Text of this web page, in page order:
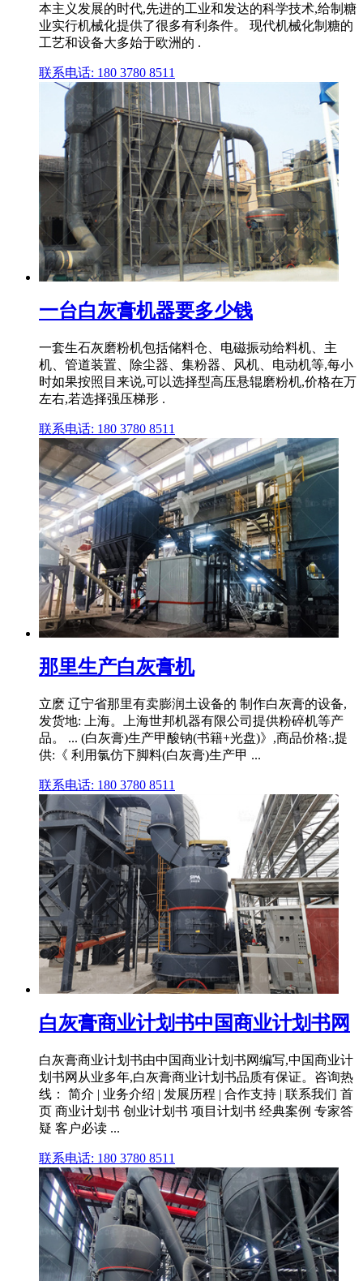
本主义发展的时代,先进的工业和发达的科学技术,给制糖
业实行机械化提供了很多有利条件。 现代机械化制糖的
工艺和设备大多始于欧洲的 .
联系电话: 180 3780 8511
一台白灰膏机器要多少钱
一套生石灰磨粉机包括储料仓、电磁振动给料机、主
机、管道装置、除尘器、集粉器、风机、电动机等,每小
时如果按照目来说,可以选择型高压悬辊磨粉机,价格在万
左右,若选择强压梯形 .
联系电话: 180 3780 8511
那里生产白灰膏机
立麽 辽宁省那里有卖膨润土设备的 制作白灰膏的设备,
发货地: 上海。上海世邦机器有限公司提供粉碎机等产
品。 ... (白灰膏)生产甲酸钠(书籍+光盘)》,商品价格:,提
供:《 利用氯仿下脚料(白灰膏)生产甲 ...
联系电话: 180 3780 8511
白灰膏商业计划书中国商业计划书网
白灰膏商业计划书由中国商业计划书网编写,中国商业计
划书网从业多年,白灰膏商业计划书品质有保证。咨询热
线： 简介 | 业务介绍 | 发展历程 | 合作支持 | 联系我们 首
页 商业计划书 创业计划书 项目计划书 经典案例 专家答
疑 客户必读 ...
联系电话: 180 3780 8511